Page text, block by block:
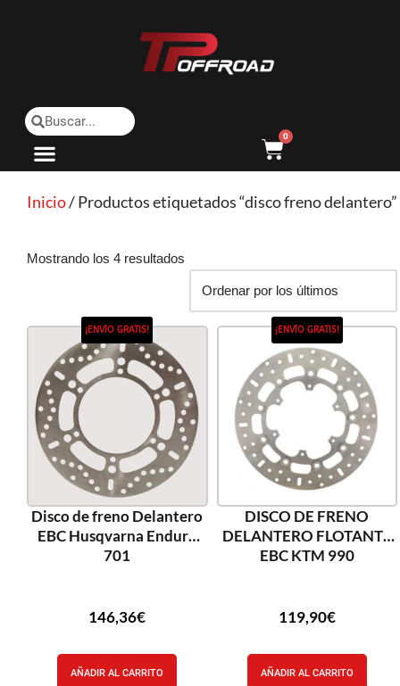
0
Inicio/ Productos etiquetados “disco freno delantero”
Mostrando los 4 resultados
¡ENVÍO GRATIS!
Disco de freno Delantero
EBC Husqvarna Enduro
701
146,36€
AÑADIR AL CARRITO
¡ENVÍO GRATIS!
DISCO DE FRENO
DELANTERO FLOTANTE
EBC KTM 990
119,90€
AÑADIR AL CARRITO